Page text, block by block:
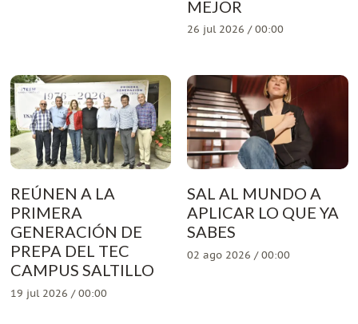
MEJOR
26 jul 2026 / 00:00
REÚNEN A LA
PRIMERA
GENERACIÓN DE
PREPA DEL TEC
CAMPUS SALTILLO
19 jul 2026 / 00:00
SAL AL MUNDO A
APLICAR LO QUE YA
SABES
02 ago 2026 / 00:00